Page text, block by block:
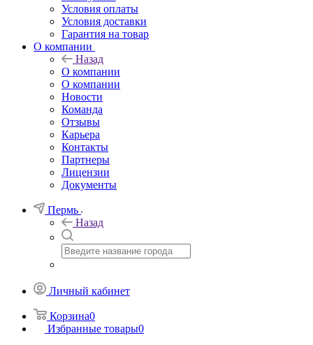
Условия оплаты
Условия доставки
Гарантия на товар
О компании
Назад
О компании
О компании
Новости
Команда
Отзывы
Карьера
Контакты
Партнеры
Лицензии
Документы
Пермь
Назад
Личный кабинет
Корзина0
Избранные товары0